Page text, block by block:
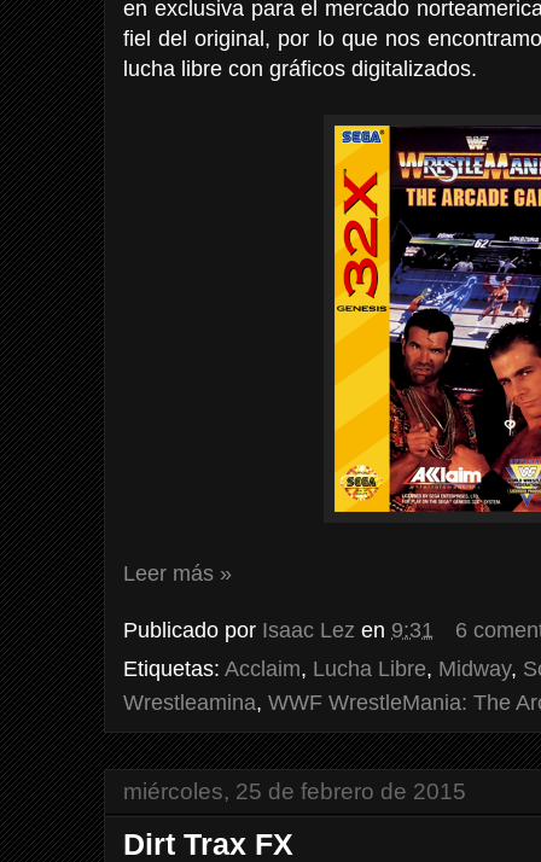
en exclusiva para el mercado
fiel del original, por lo que nos
lucha libre con gráficos digitalizados.
Leer más »
Publicado por Isaac Lez en 9:31
6
Etiquetas: Acclaim, Lucha Libre, Midway,
Wrestleamina, WWF WrestleMania: The
miércoles, 25 de febrero de 2015
Dirt Trax FX